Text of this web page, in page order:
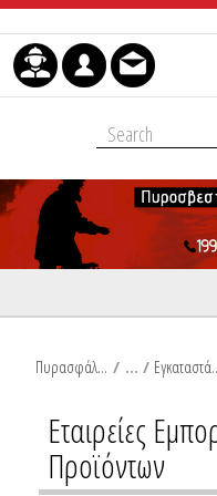
Μετάβαση στο
Πυρασφάλεια / Εγκαταστάσεις
Εταιρείες
Προϊόντων